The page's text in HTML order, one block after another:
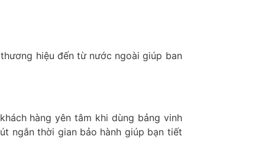
hiệu đến từ nước ngoài giúp ban
hàng yên tâm khi dùng bảng vinh
ngắn thời gian bảo hành giúp bạn tiết